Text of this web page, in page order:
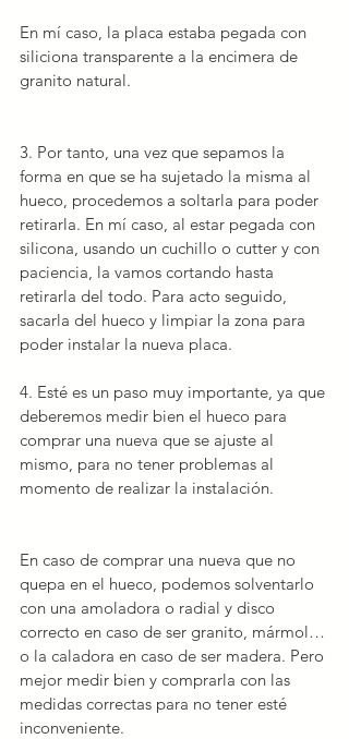
En mí caso, la placa estaba pegada con
siliciona transparente a la encimera de
granito natural.
3. Por tanto, una vez que sepamos la
forma en que se ha sujetado la misma al
hueco, procedemos a soltarla para poder
retirarla. En mí caso, al estar pegada con
silicona, usando un cuchillo o cutter y con
paciencia, la vamos cortando hasta
retirarla del todo. Para acto seguido,
sacarla del hueco y limpiar la zona para
poder instalar la nueva placa.
4. Esté es un paso muy importante, ya que
deberemos medir bien el hueco para
comprar una nueva que se ajuste al
mismo, para no tener problemas al
momento de realizar la instalación.
En caso de comprar una nueva que no
quepa en el hueco, podemos solventarlo
con una amoladora o radial y disco
correcto en caso de ser granito, mármol…
o la caladora en caso de ser madera. Pero
mejor medir bien y comprarla con las
medidas correctas para no tener esté
inconveniente.